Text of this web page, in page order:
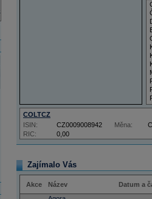
COLTCZ
RIC: 0,00
ISIN: CZ0009008942 Měna:
Zajímalo Vás
Akce Název Datum a